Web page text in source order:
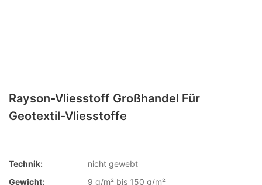
Rayson-Vliesstoff Großhandel Für
Geotextil-Vliesstoffe
Technik:
nicht gewebt
Gewicht:
9 g/m² bis 150 g/m²